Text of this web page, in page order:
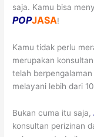
saja. Kamu bisa
POPJASA!
Kamu tidak perlu
merupakan
telah
melayani lebih dari
Bukan cuma itu saja,
konsultan perizinan